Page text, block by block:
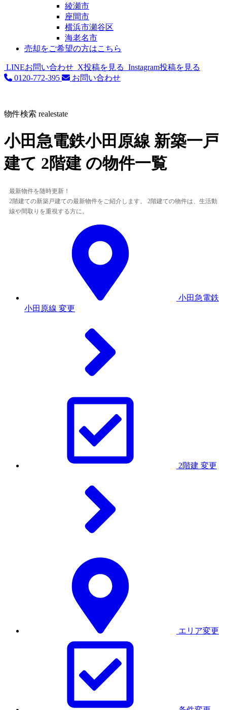
綾瀬市
座間市
横浜市瀬谷区
海老名市
売却をご希望の方はこちら
LINEお問い合わせ X投稿を見る Instagram投稿を見る
0120-772-395
お問い合わせ
物件検索 realestate
小田急電鉄小田原線 新築一戸
建て 2階建 の物件一覧
最新物件を随時更新！
2階建ての新築戸建ての最新物件をご紹介します。 2階建ての物件は、生活動
線や間取りを重視する方に。
小田急電鉄
小田原線 変更
2階建 変更
エリア変更